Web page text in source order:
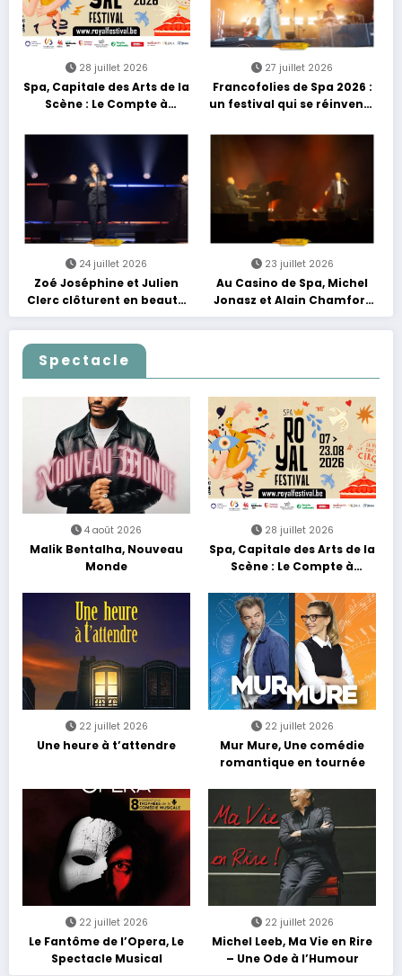
28 juillet 2026
Spa, Capitale des Arts de la
Scène : Le Compte à
27 juillet 2026
Francofolies de Spa 2026 :
un festival qui se réinvente
grands moments de scène
24 juillet 2026
Zoé Joséphine et Julien
Clerc clôturent en beauté
Les Nuits Francofolies au
Casino
23 juillet 2026
Au Casino de Spa, Michel
Jonasz et Alain Chamfort
célèbrent le temps qui
passe… sans jamais céder
Spectacle
4 août 2026
Malik Bentalha, Nouveau
Monde
28 juillet 2026
Spa, Capitale des Arts de la
Scène : Le Compte à
22 juillet 2026
Une heure à t’attendre
22 juillet 2026
Mur Mure, Une comédie
romantique en tournée
22 juillet 2026
Le Fantôme de l’Opera, Le
Spectacle Musical
22 juillet 2026
Michel Leeb, Ma Vie en Rire
– Une Ode à l’Humour